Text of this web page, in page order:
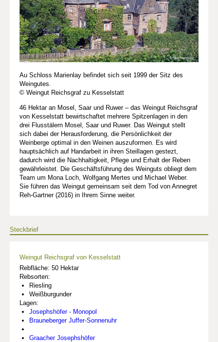
Au Schloss Marienlay befindet sich seit 1999 der Sitz des
Weingutes.
© Weingut Reichsgraf zu Kesselstatt
46 Hektar an Mosel, Saar und Ruwer – das Weingut Reichsgraf
von Kesselstatt bewirtschaftet mehrere Spitzenlagen in den
drei Flusstälern Mosel, Saar und Ruwer. Das Weingut stellt
sich dabei der Herausforderung, die Persönlichkeit der
Weinberge optimal in den Weinen auszuformen. Es wird
hauptsächlich auf Handarbeit in ihren Steillagen gestezt,
dadurch wird die Nachhaltigkeit, Pflege und Erhalt der Reben
gewährleistet. Die Geschäftsführung des Weinguts obliegt dem
Team um Mona Loch, Wolfgang Mertes und Michael Weber.
Sie führen das Weingut gemeinsam seit dem Tod von Annegret
Reh-Gartner (2016) in Ihrem Sinne weiter.
Steckbrief
Weingut Reichsgraf von Kesselstatt
Rebfläche: 50 Hektar
Rebsorten:
Riesling
Weißburgunder
Lagen:
Josephshöfer - Monopol
Brauneberger Juffer-Sonnenuhr
Graacher Josephshöfer